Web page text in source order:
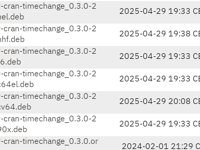
cran-timechange_0.3.0-2
2025-04-29 19:33
cran-timechange_0.3.0-2
2025-04-29 19:38
cran-timechange_0.3.0-2
2025-04-29 19:33
cran-timechange_0.3.0-2
2025-04-29 19:33
cran-timechange_0.3.0-2
2025-04-29 20:08
cran-timechange_0.3.0-2
2025-04-29 19:33
cran-timechange_0.3.0.or
2024-02-01 21:29